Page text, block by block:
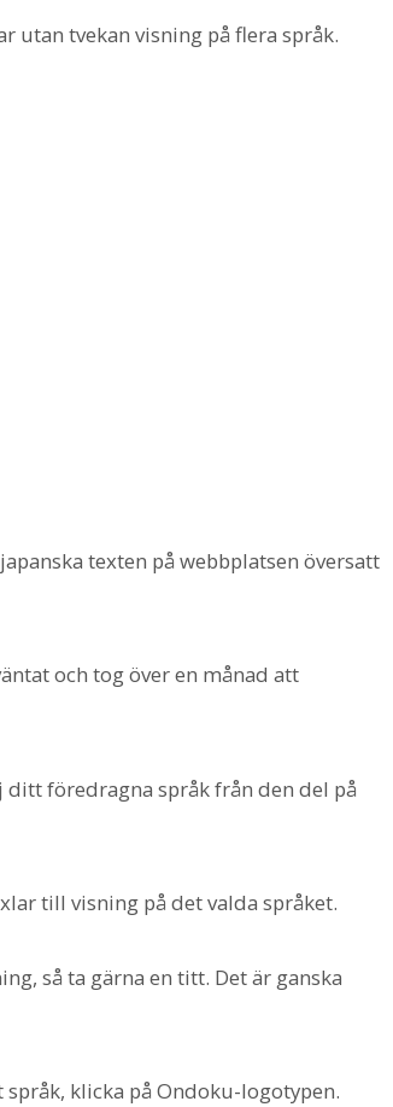
utan tvekan visning på flera språk.
texten på webbplatsen översatt
och tog över en månad att
ditt föredragna språk från den del på
till visning på det valda språket.
så ta gärna en titt. Det är ganska
klicka på Ondoku-logotypen.